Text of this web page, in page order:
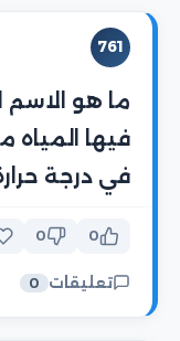
761
ما هو الاسم
فيها المياه
في درجة
0
0
تعليقات 0